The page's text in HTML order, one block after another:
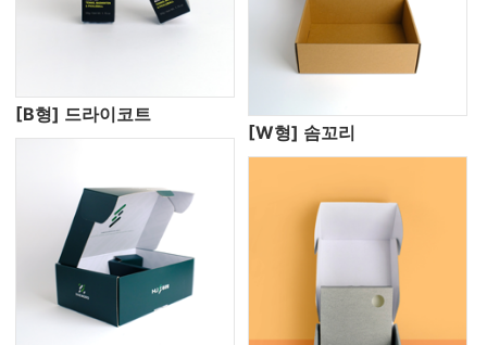
[B형] 드라이코트
[W형] 솜꼬리